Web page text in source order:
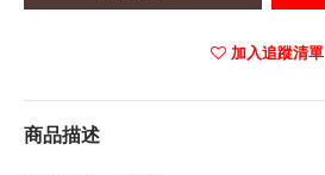
加入追蹤清單
商品描述